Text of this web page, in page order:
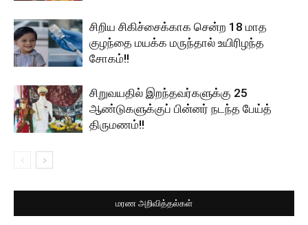
சிறிய சிகிச்சைக்காக சென்ற 18 மாத
குழந்தை மயக்க மருந்தால் உயிரிழந்த
சோகம்!!
சிறுவயதில் இறந்தவர்களுக்கு 25
ஆண்டுகளுக்குப் பின்னர் நடந்த பேய்த்
திருமணம்!!
மரண அறிவித்தல்கள்